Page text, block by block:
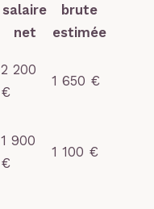
salaire
net
brute
estimée
2 200
€
1 650 €
1 900
€
1 100 €